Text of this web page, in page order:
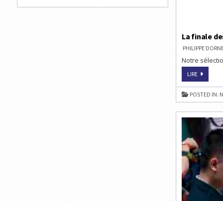
La finale
PHILIPPE
Notre
LIRELA
DES
MAÎTRES
D’ÉCHECS
À
POSTED IN: